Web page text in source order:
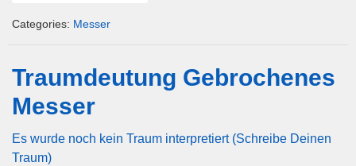
Categories: Messer
Traumdeutung Gebrochenes
Messer
Es wurde noch kein Traum interpretiert (Schreibe Deinen
Traum)